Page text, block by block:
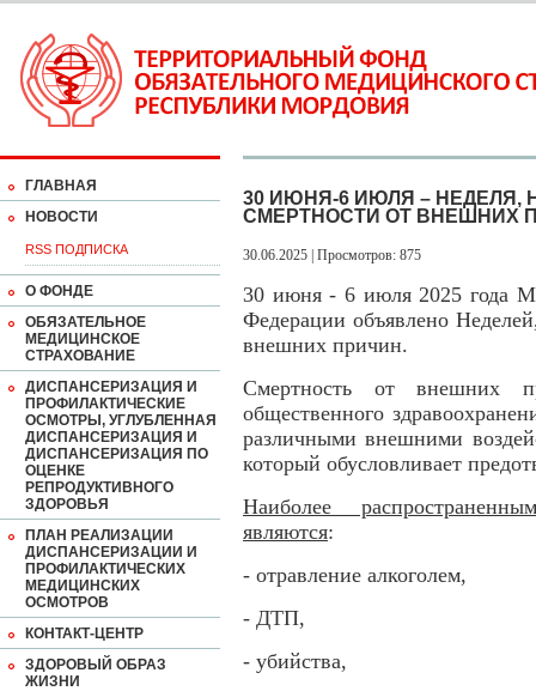
ГЛАВНАЯ
НОВОСТИ
RSS ПОДПИСКА
О ФОНДЕ
ОБЯЗАТЕЛЬНОЕ
МЕДИЦИНСКОЕ
СТРАХОВАНИЕ
ДИСПАНСЕРИЗАЦИЯ И
ПРОФИЛАКТИЧЕСКИЕ
ОСМОТРЫ, УГЛУБЛЕННАЯ
ДИСПАНСЕРИЗАЦИЯ И
ДИСПАНСЕРИЗАЦИЯ ПО
ОЦЕНКЕ
РЕПРОДУКТИВНОГО
ЗДОРОВЬЯ
ПЛАН РЕАЛИЗАЦИИ
ДИСПАНСЕРИЗАЦИИ И
ПРОФИЛАКТИЧЕСКИХ
МЕДИЦИНСКИХ
ОСМОТРОВ
КОНТАКТ-ЦЕНТР
ЗДОРОВЫЙ ОБРАЗ
ЖИЗНИ
30 ИЮНЯ-6 ИЮЛЯ –
СМЕРТНОСТИ ОТ ВНЕШНИХ
30.06.2025 | Просмотров: 875
30 июня - 6 июля 2025 года
Федерации объявлено
внешних причин.
Смертность от внешних
общественного
различными внешними
который обусловливает
Наиболее
являются:
- отравление алкоголем,
- ДТП,
- убийства,